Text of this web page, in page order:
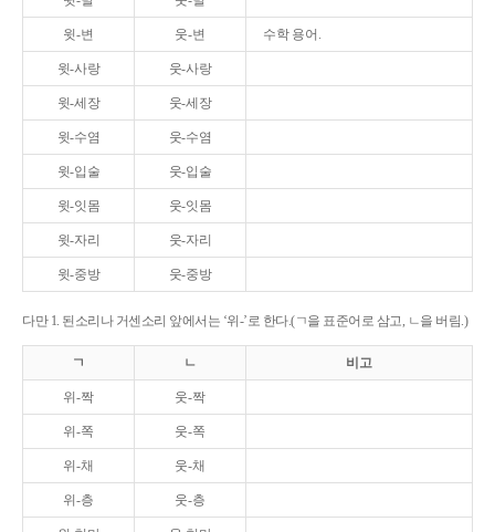
윗-변 웃-변 수학 용어.
윗-사랑 웃-사랑
윗-세장 웃-세장
윗-수염 웃-수염
윗-입술 웃-입술
윗-잇몸 웃-잇몸
윗-자리 웃-자리
윗-중방 웃-중방
다만 1. 된소리나 거센소리 앞에서는 ‘위-’로 한다.(ㄱ을 표준어로 삼고, ㄴ을 버림.)
ㄱ ㄴ 비고
위-짝 웃-짝
위-쪽 웃-쪽
위-채 웃-채
위-층 웃-층